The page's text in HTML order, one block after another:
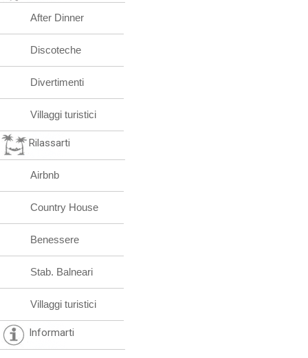
After Dinner
Discoteche
Divertimenti
Villaggi turistici
Rilassarti
Airbnb
Country House
Benessere
Stab. Balneari
Villaggi turistici
Informarti